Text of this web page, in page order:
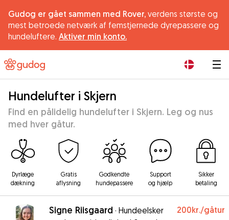
Gudog er gået sammen med Rover, verdens største og
mest betroede netværk af femstjernede dyrepassere og
hundeluftere. Aktiver min konto.
Hundelufter i Skjern
Find en pålidelig hundelufter i Skjern. Leg og nus
med hver gåtur.
Dyrlæge
dækning
Gratis
aflysning
Godkendte
hundepassere
Support
og hjælp
Sikker
betaling
Signe Riisgaard · Hundeelsker
200kr./gåtur